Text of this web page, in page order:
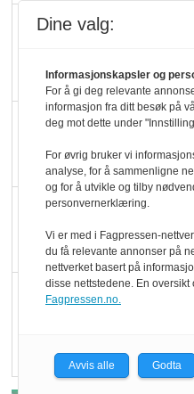
Blir
med
det?
Dine valg:
Informasjonskapsler og
For å gi deg relevante
informasjon fra ditt besøk på
deg mot dette under
For øvrig bruker vi
analyse, for å sammenligne
og for å utvikle og tilby
personvernerklæring.
Vi er med i Fagpressen-
du få relevante annonser på
nettverket basert på
disse nettstedene. En
Fagpressen.no.
Avvis alle Godta